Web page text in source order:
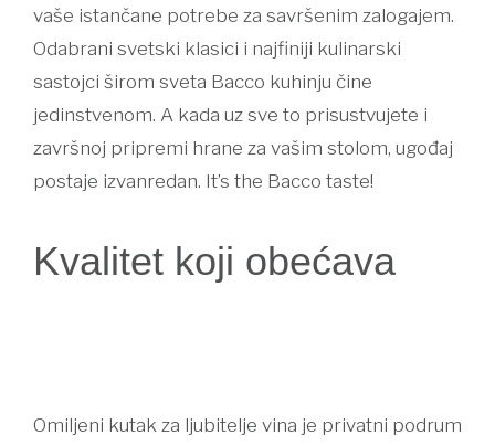
vaše istančane potrebe za savršenim zalogajem.
Odabrani svetski klasici i najfiniji kulinarski
sastojci širom sveta Bacco kuhinju čine
jedinstvenom. A kada uz sve to prisustvujete i
završnoj pripremi hrane za vašim stolom, ugođaj
postaje izvanredan. It’s the Bacco taste!
Kvalitet koji obećava
Omiljeni kutak za ljubitelje vina je privatni podrum